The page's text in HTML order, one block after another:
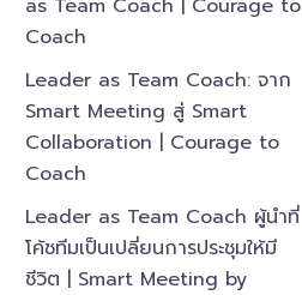
as Team Coach | Courage to
Coach
Leader as Team Coach: จาก
Smart Meeting สู่ Smart
Collaboration | Courage to
Coach
Leader as Team Coach ผู้นำที่
โค้ชทีมเป็นเปลี่ยนการประชุมให้มี
ชีวิต | Smart Meeting by